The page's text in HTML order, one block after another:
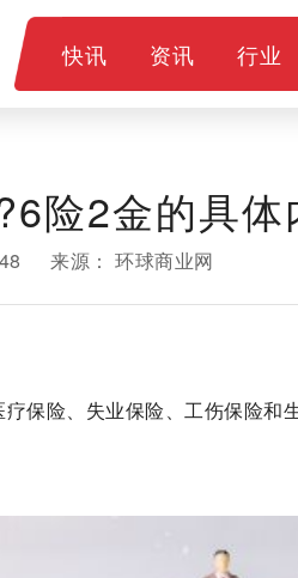
快讯 资讯 行业
险2金的具
来源： 环球商业网
保险、失业保险、工伤保险和